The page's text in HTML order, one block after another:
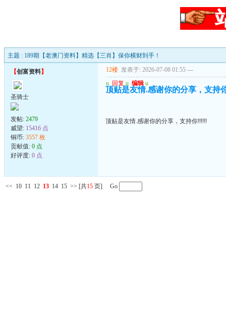
主题 : 189期【老澳门资料】精选【三肖】保你横财到手！
【创富资料】
圣骑士
发帖: 2479
威望: 15416 点
铜币: 3557 枚
贡献值: 0 点
好评度: 0 点
12楼 发表于: 2026-07-08 01:55 ---
u 回复 u 编辑 u
顶贴是友情.感谢你的分享，支持
顶贴是友情.感谢你的分享，支持你!!!!!!
<< 10 11 12 13 14 15 >> [共15 页] Go